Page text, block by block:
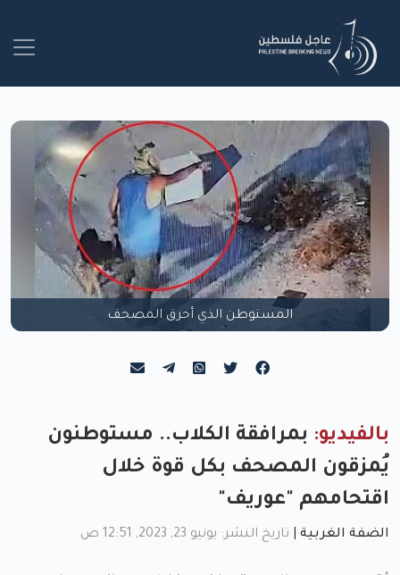
المستوطن الذي أحرق المصحف
بالفيديو: بمرافقة الكلاب.. مستوطنون
يُمزقون المصحف بكل قوة خلال
اقتحامهم "عوريف"
الضفة الغربية تاريخ النشر: يونيو 23, 2023, 12:51 ص